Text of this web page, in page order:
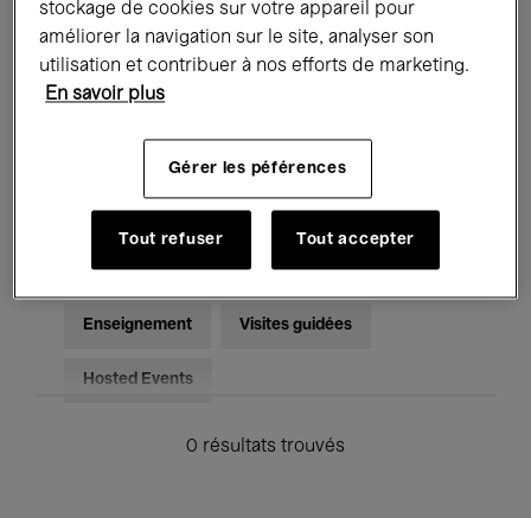
Expositions Films Performances
Rencontres & Débats Jazz
Musique électronique
Pour tous Kids’ Palace
Enseignement Visites guidées
Hosted Events
0 résultats trouvés
stockage de cookies sur votre appareil pour
améliorer la navigation sur le site, analyser son
utilisation et contribuer à nos efforts de marketing.
En savoir plus
Gérer les péférences
Tout refuser Tout accepter